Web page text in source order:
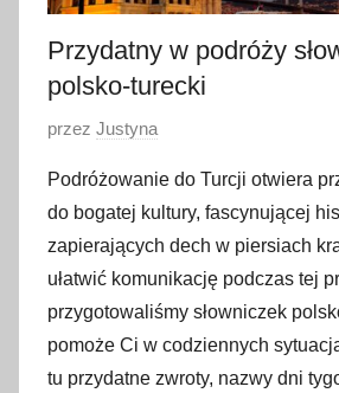
Przydatny w podróży
polsko-turecki
O
u
b
l
i
k
o
w
przez Justyna
Podróżowanie do Turcji otwiera
do bogatej kultury, fascynującej
zapierających dech w piersiach
ułatwić komunikację podczas tej
przygotowaliśmy słowniczek
pomoże Ci w codziennych
tu przydatne zwroty, nazwy dni